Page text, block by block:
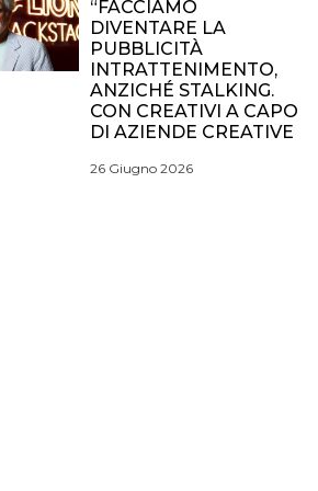
“FACCIAMO
DIVENTARE LA
PUBBLICITÀ
INTRATTENIMENTO,
ANZICHÉ STALKING.
CON CREATIVI A CAPO
DI AZIENDE CREATIVE
26 Giugno 2026